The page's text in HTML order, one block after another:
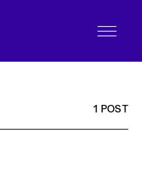
1 POST